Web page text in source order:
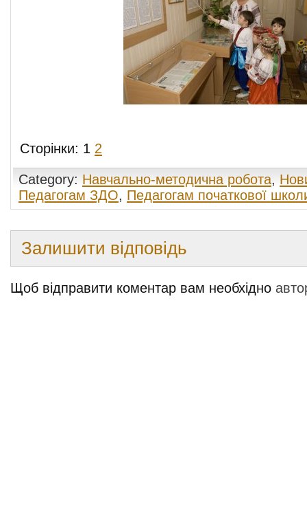
Сторінки: 1 2
Category: Навчально-методична робота,
Педагогам ЗДО, Педагогам початкової
Залишити відповідь
Щоб відправити коментар вам необхідно